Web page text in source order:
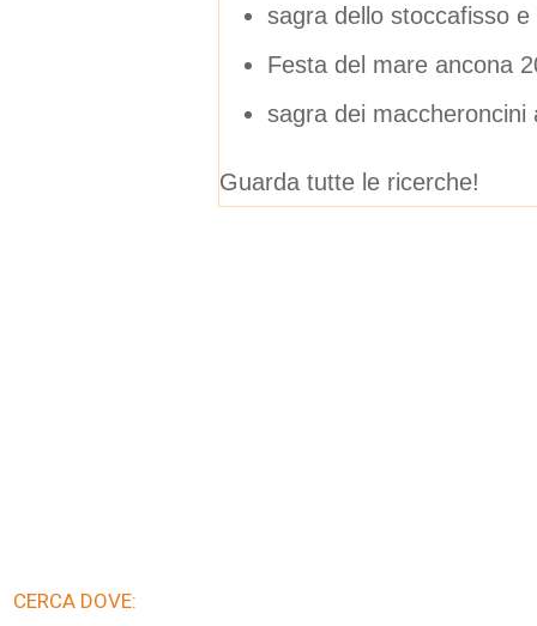
sagra dello stoccafisso
Festa del mare ancona
sagra dei maccheroncini
Guarda tutte le ricerche!
CERCA DOVE: